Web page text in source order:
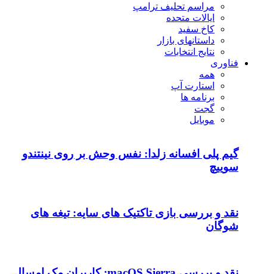
مراسم تحلیف ترامپ
ایالات متحده
کاخ سفید
داستانهای بازار
نتایج انتخابات
فناوری
همه
استارت آپ
برنامه ها
گجت
موبایل
گیم پلی افسانه زلدا: نفس وحش بر روی نینتندو
سوییچ
نقد و بررسی بازی تاکتیک های سایه: تیغه های
شوگان